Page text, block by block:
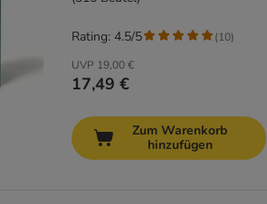
UVP 19,00 €
17,49 €
Rating: 4.5/5 (10)
Zum Warenkorb
hinzufügen